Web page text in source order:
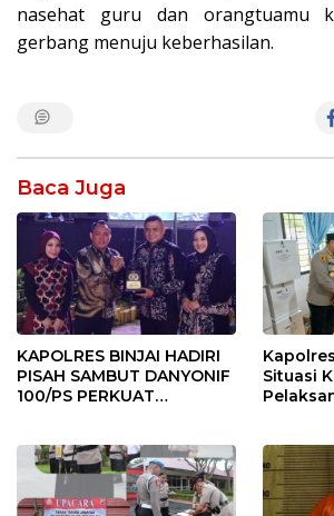
nasehat guru dan orangtuamu
gerbang menuju keberhasilan.
Baca Juga
KAPOLRES BINJAI HADIRI
PISAH SAMBUT DANYONIF
100/PS PERKUAT
Situasi